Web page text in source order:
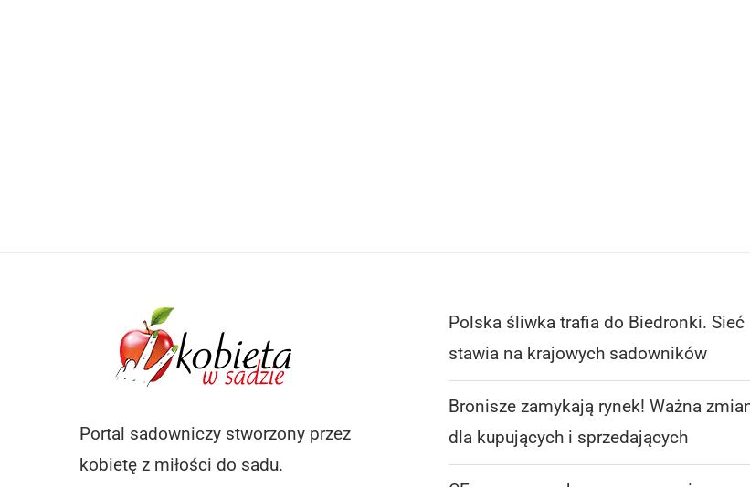
Portal sadowniczy stworzony przez
kobietę z miłości do sadu.
Polska śliwka trafia do Biedronki. Sieć
stawia na krajowych sadowników
Bronisze zamykają rynek! Ważna
dla kupujących i sprzedających